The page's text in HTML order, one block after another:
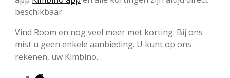
beschikbaar.
Vind Room en nog veel meer met korting. Bij ons
mist u geen enkele aanbieding. U kunt op ons
rekenen, uw Kimbino.